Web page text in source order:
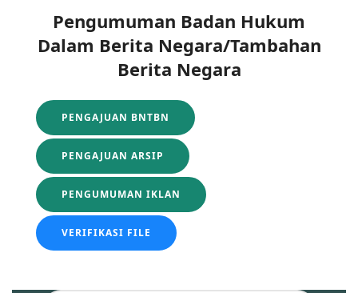
Pengumuman Badan Hukum
Dalam Berita Negara/Tambahan
Berita Negara
PENGAJUAN BNTBN
PENGAJUAN ARSIP
PENGUMUMAN IKLAN
VERIFIKASI FILE